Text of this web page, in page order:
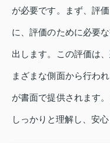
が必要です。まず、評
に、評価のために必要
出します。この評価は
まざまな側面から行わ
が書面で提供されます
しっかりと理解し、安